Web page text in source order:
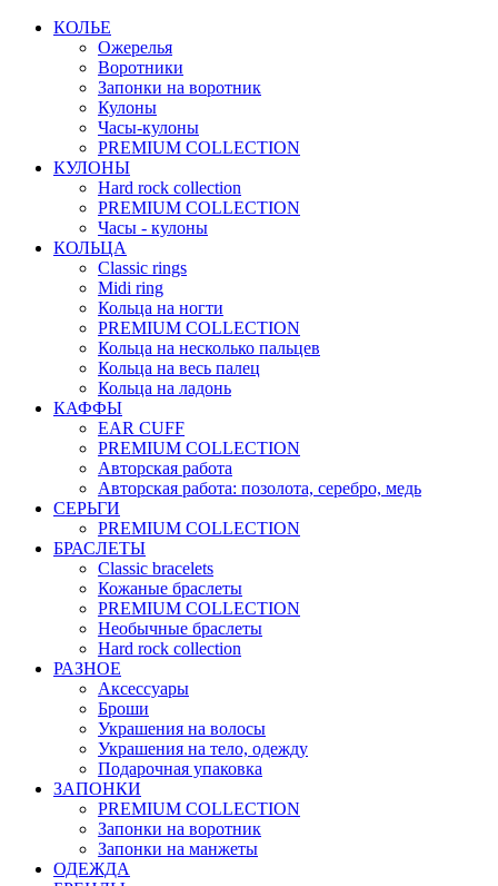
КОЛЬЕ
Ожерелья
Воротники
Запонки на воротник
Кулоны
Часы-кулоны
PREMIUM COLLECTION
КУЛОНЫ
Hard rock collection
PREMIUM COLLECTION
Часы - кулоны
КОЛЬЦА
Classic rings
Midi ring
Кольца на ногти
PREMIUM COLLECTION
Кольца на несколько пальцев
Кольца на весь палец
Кольца на ладонь
КАФФЫ
EAR CUFF
PREMIUM COLLECTION
Авторская работа
Авторская работа: позолота, серебро, медь
СЕРЬГИ
PREMIUM COLLECTION
БРАСЛЕТЫ
Classic bracelets
Кожаные браслеты
PREMIUM COLLECTION
Необычные браслеты
Hard rock collection
РАЗНОЕ
Аксессуары
Броши
Украшения на волосы
Украшения на тело, одежду
Подарочная упаковка
ЗАПОНКИ
PREMIUM COLLECTION
Запонки на воротник
Запонки на манжеты
ОДЕЖДА